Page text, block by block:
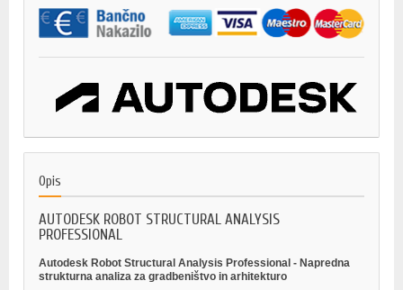
Opis
AUTODESK ROBOT STRUCTURAL ANALYSIS
PROFESSIONAL
Autodesk Robot Structural Analysis Professional - Napredna
strukturna analiza za gradbeništvo in arhitekturo